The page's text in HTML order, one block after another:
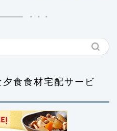
食食材宅配サービ